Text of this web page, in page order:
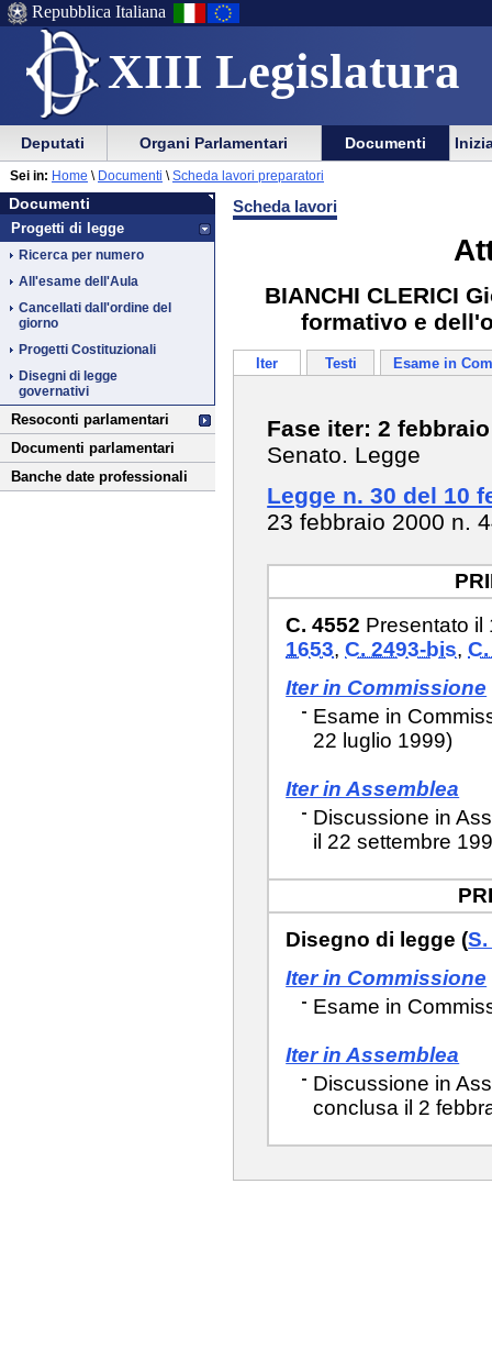
XIII Legislatura
Menu
di
ausilio
alla
navigazione
Vai
Menu
di
navigazione
principale
Repubblica Italiana
Menu
di
navigazione
principale
Vai
menu
di
sezione
Deputati Organi Parlamentari Documenti
Documenti
Vai
al
contenuto
Documenti
Progetti di legge
Ricerca per numero
All'esame dell'Aula
Cancellati dall'ordine del
giorno
Progetti Costituzionali
Disegni di legge
governativi
Resoconti parlamentari
Documenti parlamentari
Banche date professionali
Sei in: Home \ Documenti \ Scheda lavori preparatori
Scheda lavori
BIANCHI CLERICI
formativo e
Iter Testi Esame in
Fase iter: 2
Senato. Legge
Legge n. 30 del 10
23 febbraio 2000 n.
C. 4552 Presentato il
1653,C. 2493-bis,
Iter in Commissione
Esame in
22 luglio 1999)
Iter in Assemblea
Discussione in
il 22 settembre
Disegno di legge (
Iter in Commissione
Esame in
Iter in Assemblea
Discussione in
conclusa il 2